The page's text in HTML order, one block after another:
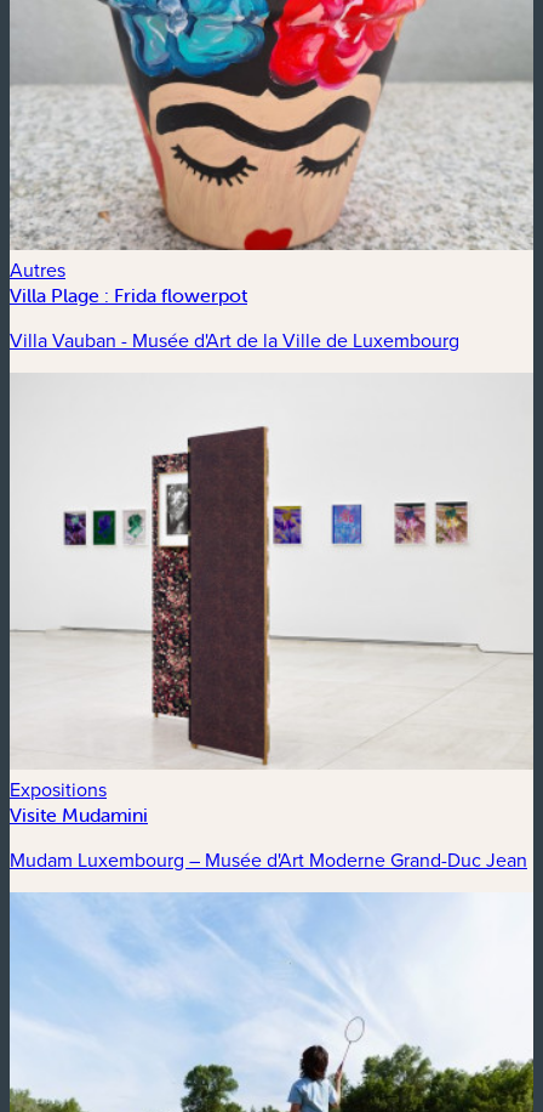
Autres
Villa Plage : Frida flowerpot
Villa Vauban - Musée d'Art de la Ville de Luxembourg
Expositions
Visite Mudamini
Mudam Luxembourg – Musée d'Art Moderne Grand-Duc Jean